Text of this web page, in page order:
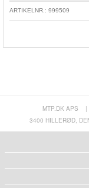
ARTIKELNR.: 999509
MTP.DK APS |
3400 HILLERØD,